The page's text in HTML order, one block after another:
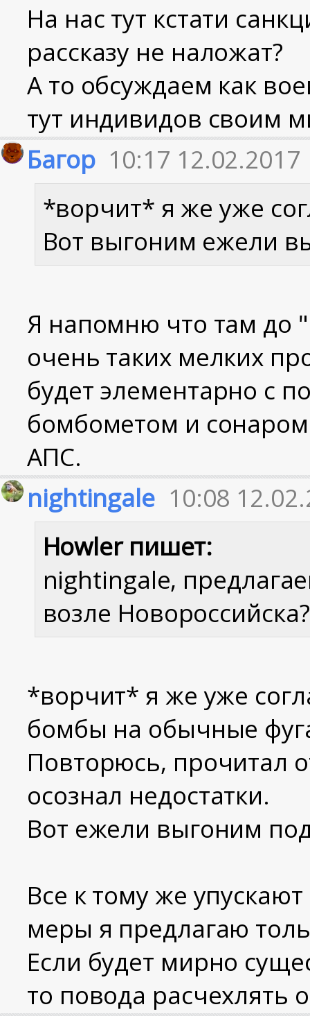
На нас тут кстати
рассказу не наложат?
А то обсуждаем как
тут индивидов своим
Багор 10:17 12.02.2017
*ворчит* я же уже
Вот выгоним ежели
Я напомню что там до
очень таких мелких
будет элементарно с
бомбометом и сонаром
АПС.
nightingale 10:08
Howler пишет:
nightingale,
возле Новороссийска?
*ворчит* я же уже
бомбы на обычные
Повторюсь, прочитал
осознал недостатки.
Вот ежели выгоним
Все к тому же
меры я предлагаю
Если будет мирно
то повода расчехлять